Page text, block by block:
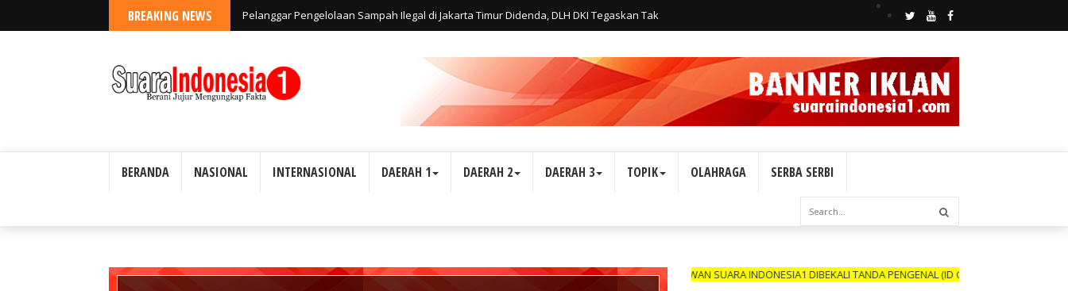
BREAKING NEWS Pelanggar Pengelolaan Sampah Ilegal di Jakarta Timur Didenda, DLH DKI Tegaskan Tak
BERANDA NASIONAL INTERNASIONAL DAERAH 1 DAERAH 2 DAERAH 3 TOPIK OLAHRAGA SERBA SERBI
WARTAWAN SUARA INDONESIA1 DIBEKALI TANDA PENGENAL (ID CARD) YANG MASIH BERLAKU